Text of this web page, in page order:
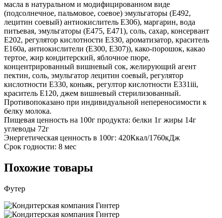
масла в натуральном и модифицированном виде
(подсолнечное, пальмовое, соевое) эмульгаторы (Е492,
лецитин соевый) антиокислитель Е306), маргарин, вода
питьевая, эмульгаторы (Е475, Е471), соль, сахар, консервант
Е202, регулятор кислотности Е330, ароматизатор, краситель
Е160а, антиокислители (Е300, Е307)), како-порошок, какао
тертое, жир кондитерский, яблочное пюре,
концентрированный вишневый сок, желирующий агент
пектин, соль, эмульгатор лецитин соевый, регулятор
кислотности Е330, коньяк, регултор кислотности Е331iii,
краситель Е120, джем вишневый стерилизованный.
Противопоказано при индивидуальной непереносимости к
белку молока.
Пищевая ценность на 100г продукта: белки 1г жиры 14г
углеводы 72г
Энергетическая ценность в 100г: 420Ккал/1760кДж
Срок годности: 8 мес
Похожие товары
Футер